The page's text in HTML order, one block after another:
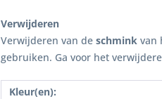
Verwijderen
Verwijderen van de schmink van
gebruiken. Ga voor het
Kleur(en):